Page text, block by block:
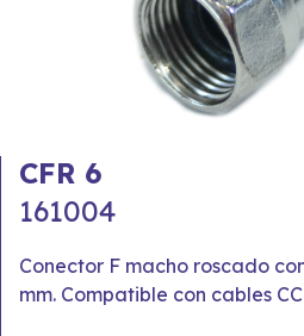
CFR 6
161004
Conector F macho roscado
mm. Compatible con cables CC